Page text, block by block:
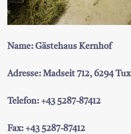
Name: Gästehaus Kernhof
Adresse: Madseit 712, 6294 Tux
Telefon: +43 5287-87412
Fax: +43 5287-87412